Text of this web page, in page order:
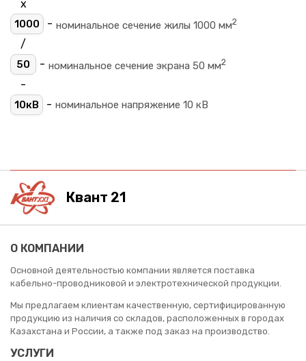
х
1000 - номинальное сечение жилы 1000 мм2
/
50 - номинальное сечение экрана 50 мм2
-
10кВ - номинальное напряжение 10 кВ
Квант 21
О КОМПАНИИ
Основной деятельностью компании является поставка
кабельно-проводниковой и электротехнической продукции.
Мы предлагаем клиентам качественную, сертифицированную
продукцию из наличия со складов, расположенных в городах
Казахстана и России, а также под заказ на производство.
УСЛУГИ